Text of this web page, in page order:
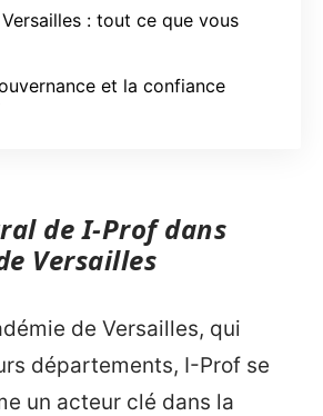
: tout ce que vous
et la confiance
de I-Prof dans
Versailles
de Versailles, qui
départements, I-Prof se
un acteur clé dans la